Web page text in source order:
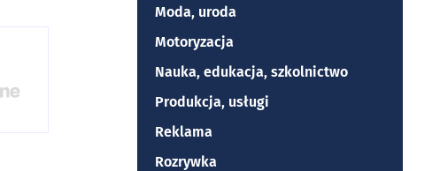
Moda, uroda
Motoryzacja
Nauka, edukacja, szkolnictwo
Produkcja, usługi
Reklama
Rozrywka